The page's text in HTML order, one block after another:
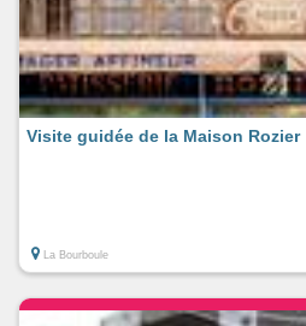
Visite guidée de la Maison Rozier
La Bourboule